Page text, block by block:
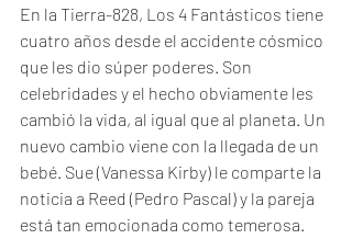
En la Tierra-828, Los 4 Fantásticos tiene
cuatro años desde el accidente cósmico
que les dio súper poderes. Son
celebridades y el hecho obviamente les
cambió la vida, al igual que al planeta. Un
nuevo cambio viene con la llegada de un
bebé. Sue (Vanessa Kirby) le comparte la
noticia a Reed (Pedro Pascal) y la pareja
está tan emocionada como temerosa.